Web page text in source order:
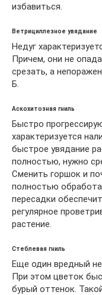
избавиться.
Ветрициллезное увядание
Недуг
Причем, они не
срезать, а
Б.
Аскохитозная гниль
Быстро
характеризуется
быстрое увядание
полностью, нужно
Сменить горшок и
полностью
пересадки
регулярное
растение.
Стеблевая гниль
Еще один вредный
При этом цветок
бурый оттенок.